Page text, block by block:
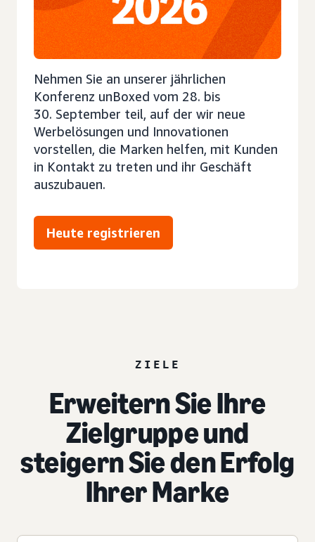
Nehmen Sie an unserer jährlichen
Konferenz unBoxed vom 28. bis
30. September teil, auf der wir neue
Werbelösungen und Innovationen
vorstellen, die Marken helfen, mit Kunden
in Kontakt zu treten und ihr Geschäft
auszubauen.
Heute registrieren
ZIELE
Erweitern Sie Ihre
Zielgruppe und
steigern Sie den Erfolg
Ihrer Marke